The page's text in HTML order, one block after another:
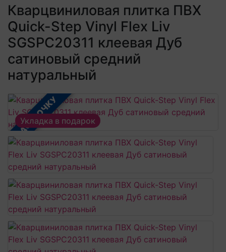
Посмотреть все категории
Посмотреть все категории
Клеевая кварцвиниловая плитка
Виниловый ламинат
Кварцвинил SPC OASIS
Посмотреть все категории
Плинтус
Профили для ступеней
Подложка
Пороги
Аксессуары для напольных покрытий
Аксессуары для стеновых панелей
Посмотреть все категории
Кварцвиниловая плитка ПВХ
Quick-Step Vinyl Flex Liv
SGSPC20311 клеевая Дуб
сатиновый средний
натуральный
В РАССРОЧКУ
Укладка в подарок